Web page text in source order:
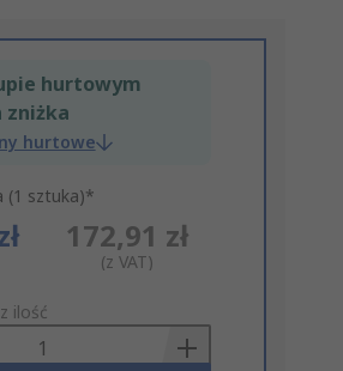
hurtowym
zniżka
hurtowe
(1 sztuka)*
172,91 zł
(z VAT)
ilość